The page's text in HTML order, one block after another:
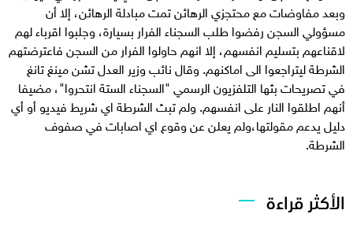
وبعد مفاوضات مع محتجزي الرهائن تمت مبادلة الرهائن، إلا أن
مسؤولي السجن رفضوا طلب السجناء الفرار بسيارة، وجلبوا اقرباء لهم
لاقناعهم بتسليم انفسهم، إلا انهم حاولوا الفرار من السجن فاعترضتهم
الشرطة ليتراجعوا الى اماكنهم. وقال نائب وزير العدل تشن مينغ تانغ
في تصريحات بثها التلفزيون الرسمي "السجناء الستة انتحروا"، مضيفا
أنهم اطلقوا النار على انفسهم. ولم تبث الشرطة اي شريط فيديو أو أي
دليل يدعم مقولتها،ولم يعلن عن وقوع اي اصابات في صفوف
الشرطة.
الأكثر قراءة